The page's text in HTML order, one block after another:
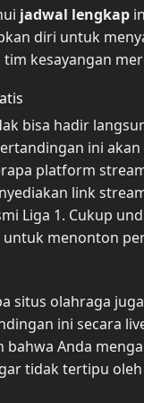
jadwal lengkap
diri untuk
kesayangan
bisa hadir
ini
platform
link
Liga 1. Cukup
menonton
situs olahraga
ini secara
bahwa Anda
tidak tertipu